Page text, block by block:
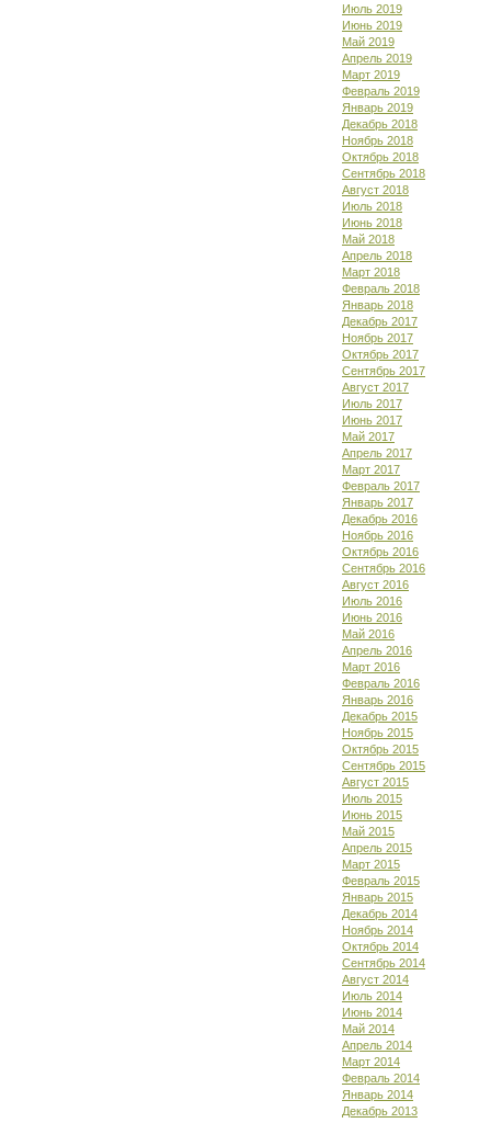
Июль 2019
Июнь 2019
Май 2019
Апрель 2019
Март 2019
Февраль 2019
Январь 2019
Декабрь 2018
Ноябрь 2018
Октябрь 2018
Сентябрь 2018
Август 2018
Июль 2018
Июнь 2018
Май 2018
Апрель 2018
Март 2018
Февраль 2018
Январь 2018
Декабрь 2017
Ноябрь 2017
Октябрь 2017
Сентябрь 2017
Август 2017
Июль 2017
Июнь 2017
Май 2017
Апрель 2017
Март 2017
Февраль 2017
Январь 2017
Декабрь 2016
Ноябрь 2016
Октябрь 2016
Сентябрь 2016
Август 2016
Июль 2016
Июнь 2016
Май 2016
Апрель 2016
Март 2016
Февраль 2016
Январь 2016
Декабрь 2015
Ноябрь 2015
Октябрь 2015
Сентябрь 2015
Август 2015
Июль 2015
Июнь 2015
Май 2015
Апрель 2015
Март 2015
Февраль 2015
Январь 2015
Декабрь 2014
Ноябрь 2014
Октябрь 2014
Сентябрь 2014
Август 2014
Июль 2014
Июнь 2014
Май 2014
Апрель 2014
Март 2014
Февраль 2014
Январь 2014
Декабрь 2013